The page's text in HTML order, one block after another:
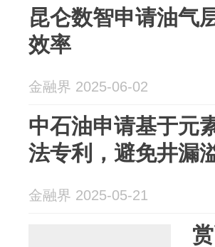
昆仑数智申请油气
效率
金融界 2025-06-02
中石油申请基于元
法专利，避免井漏
金融界 2025-05-21